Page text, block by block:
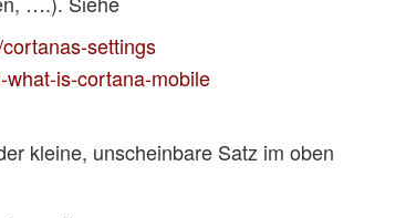
settings
is-cortana-mobile
kleine, unscheinbare Satz im oben